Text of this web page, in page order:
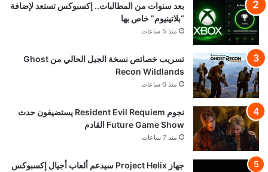
بعد سنوات من المطالبات.. إكسبوكس تستعد لإضافة
“بلاتينيوم” خاص بها
منذ 5 ساعات
تسريب خصائص نسخة الجيل الحالي من Ghost
Recon Wildlands
منذ 6 ساعات
نجوم Resident Evil Requiem يستضيفون حدث
Future Game Show القادم
منذ 7 ساعات
جهاز Project Helix سيدعم ألعاب أجيال إكسبوكس